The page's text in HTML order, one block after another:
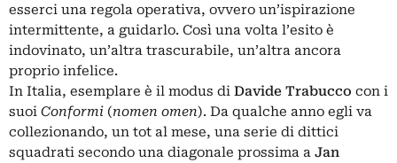
esserci una regola operativa, ovvero un’ispirazione
intermittente, a guidarlo. Così una volta l’esito è
indovinato, un’altra trascurabile, un’altra ancora
proprio infelice.
In Italia, esemplare è il modus di Davide Trabucco con i
suoi Conformi (nomen omen). Da qualche anno egli va
collezionando, un tot al mese, una serie di dittici
squadrati secondo una diagonale prossima a Jan